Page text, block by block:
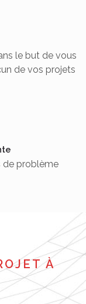
le but de vous
de vos projets
de problème
À